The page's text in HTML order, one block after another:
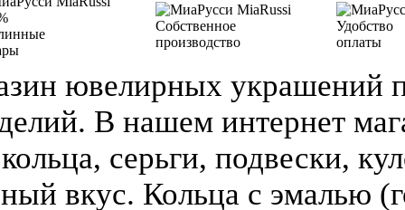
Собственное
производство
Удобство
оплаты
ювелирных украшений
В нашем интернет
серьги, подвески,
вкус. Кольца с эмалью